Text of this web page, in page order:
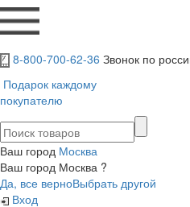
8-800-700-62-36 Звонок по
Подарок каждому
покупателю
Ваш город Москва
Ваш город Москва ?
Да, все верноВыбрать другой
Вход